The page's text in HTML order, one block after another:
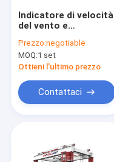
Indicatore di velocità
del vento e
ancoraggio del tifone
per il funzionamento
sicuro
Prezzo:negotiable
MOQ:1 set
Ottieni l'ultimo prezzo
Contattaci